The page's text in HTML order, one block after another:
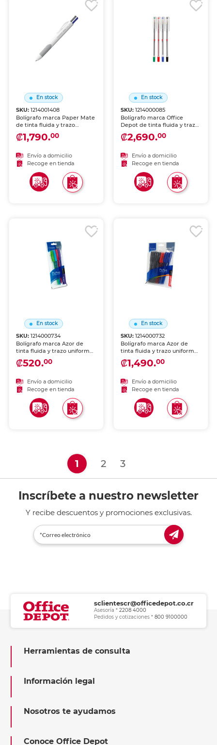
En stock
SKU:1214001408
Bolígrafo marca Paper Mate
de tinta fluida y trazo
uniforme. Escritura cómoda
y duradera para uso diario
₡1,790.00
Envío a domicilio
Recoge en tienda
En stock
SKU: 1214000085
Bolígrafo marca Office
Depot de tinta fluida y trazo
uniforme. Escritura cómoda
y duradera para uso diario
₡2,690.00
Envío a domicilio
Recoge en tienda
En stock
SKU:1214000734
Bolígrafo marca Azor de
tinta fluida y trazo uniforme.
Escritura cómoda y
duradera para uso diario en
₡520.00
Envío a domicilio
Recoge en tienda
En stock
SKU: 1214000732
Bolígrafo marca Azor de
tinta fluida y trazo uniforme.
Escritura cómoda y
duradera para uso diario en
₡1,490.00
Envío a domicilio
Recoge en tienda
1 (current)
2 3
Inscríbete a nuestro newsletter
Y recibe descuentos y promociones exclusivas.
sclientescr@officedepot.co.cr
Asesoría *2208 4000
Pedidos y cotizaciones *800 9100000
Herramientas de consulta
Información legal
Nosotros te ayudamos
Conoce Office Depot